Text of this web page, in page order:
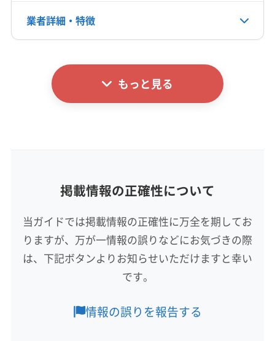
双葉郡楢葉町
双葉郡富岡町
田村郡三春町
東白川郡棚倉町
東白川郡塙町
東白川郡矢祭町
南会津郡下郷町
南会津郡只見町
南会津郡南会津町
電話番号
公式サイトなし
業者詳細・特徴
基本情報
代表者名
本宮市
岩瀬郡鏡石町 郡山市
西白河郡西郷村
西白河郡泉崎村
西白河郡中島村
西白河郡矢吹町
石川郡玉川村
石川郡古殿町
石川郡石川町
石川郡平田村
田村郡小野町
東白川郡棚倉町
(茨城県) ひたちなか市
もっと見る
8:00〜20:00
もっと見る
掲載情報の正確性について
当ガイドでは掲載情報の正確性に万全を期してお
りますが、万が一情報の誤りなどにお気づきの際
は、下記ボタンよりお知らせいただけますと幸い
です。
情報の誤りを報告する